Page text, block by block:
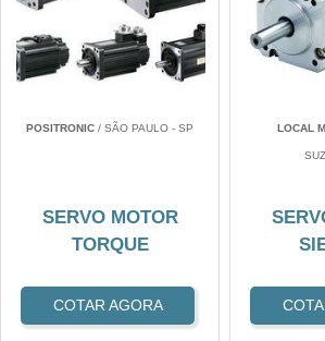
POSITRONIC / SÃO PAULO - SP
SERVO MOTOR
TORQUE
COTAR AGORA
LOCAL